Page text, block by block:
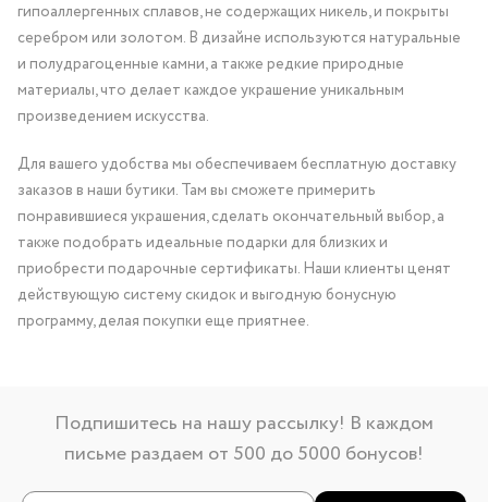
гипоаллергенных сплавов, не содержащих никель, и покрыты
серебром или золотом. В дизайне используются натуральные
и полудрагоценные камни, а также редкие природные
материалы, что делает каждое украшение уникальным
произведением искусства.
Для вашего удобства мы обеспечиваем бесплатную доставку
заказов в наши бутики. Там вы сможете примерить
понравившиеся украшения, сделать окончательный выбор, а
также подобрать идеальные подарки для близких и
приобрести подарочные сертификаты. Наши клиенты ценят
действующую систему скидок и выгодную бонусную
программу, делая покупки еще приятнее.
Подпишитесь на нашу рассылку! В каждом
письме раздаем от 500 до 5000 бонусов!